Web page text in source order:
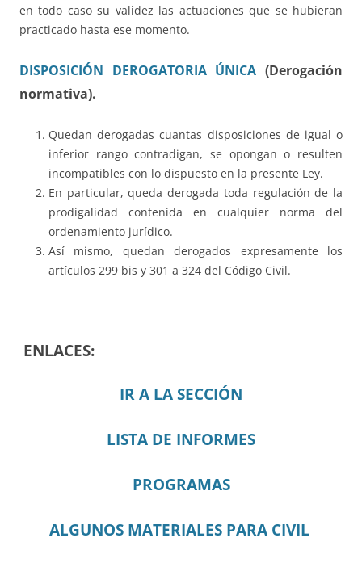
en todo caso su validez las actuaciones que se hubieran
practicado hasta ese momento.
DISPOSICIÓN DEROGATORIA ÚNICA (Derogación
normativa).
Quedan derogadas cuantas disposiciones de igual o
inferior rango contradigan, se opongan o resulten
incompatibles con lo dispuesto en la presente Ley.
En particular, queda derogada toda regulación de la
prodigalidad contenida en cualquier norma del
ordenamiento jurídico.
Así mismo, quedan derogados expresamente los
artículos 299 bis y 301 a 324 del Código Civil.
ENLACES:
IR A LA SECCIÓN
LISTA DE INFORMES
PROGRAMAS
ALGUNOS MATERIALES PARA CIVIL